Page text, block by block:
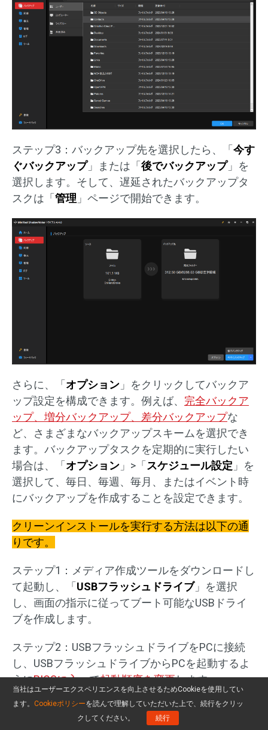
ステップ3：バックアップ先を選択したら、「 今す
ぐバックアップ」または「 後でバックアップ」を
選択します。そして、遅延されたバックアップタ
スクは「 管理 」ページで開始できます。
さらに、「 オプション 」をクリックしてバックア
ップ設定を構成できます。例えば、 完全バックア
ップ、増分バックアップ、差分バックアップな
ど、さまざまなバックアップスキームを選択でき
ます。バックアップタスクを定期的に実行したい
場合は、「 オプション 」>「 スケジュール設定 」を
選択して、毎日、毎週、毎月、またはイベント時
にバックアップを作成することを設定できます。
クリーンインストールを実行する方法は以下の通
りです。
ステップ1：メディア作成ツールをダウンロードし
て起動し、「 USBフラッシュドライブ」を選択
し、画面の指示に従ってブート可能なUSBドライ
ブを作成します。
ステップ2：USBフラッシュドライブをPCに接続
し、USBフラッシュドライブからPCを起動するよ
うにBIOSに入って起動順序を変更します。
ステップ3：Windowsセットアップ画面で、ガイド
に従って設定を行い、「 今すぐインストール
当社はユーザーエクスペリエンスを向上させるためCookieを使用してい
ます。 Cookieポリシーを読んで理解していただいた上で、続行をクリッ
クしてください。
続行